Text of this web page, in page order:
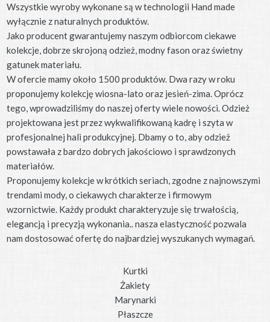
Wszystkie wyroby wykonane są w technologii Hand made
wyłącznie z naturalnych produktów.
Jako producent gwarantujemy naszym odbiorcom ciekawe
kolekcje, dobrze skrojoną odzież, modny fason oraz świetny
gatunek materiału.
W ofercie mamy około 1500 produktów. Dwa razy w roku
proponujemy kolekcję wiosna-lato oraz jesień-zima. Oprócz
tego, wprowadziliśmy do naszej oferty wiele nowości. Odzież
projektowana jest przez wykwalifikowaną kadrę i szyta w
profesjonalnej hali produkcyjnej. Dbamy o to, aby odzież
powstawała z bardzo dobrych jakościowo i sprawdzonych
materiałów.
Proponujemy kolekcje w krótkich seriach, zgodne z najnowszymi
trendami mody, o ciekawych charakterze i firmowym
wzornictwie. Każdy produkt charakteryzuje się trwałością,
elegancją i precyzją wykonania.. nasza elastyczność pozwala
nam dostosować ofertę do najbardziej wyszukanych wymagań.
Kurtki
Żakiety
Marynarki
Płaszcze